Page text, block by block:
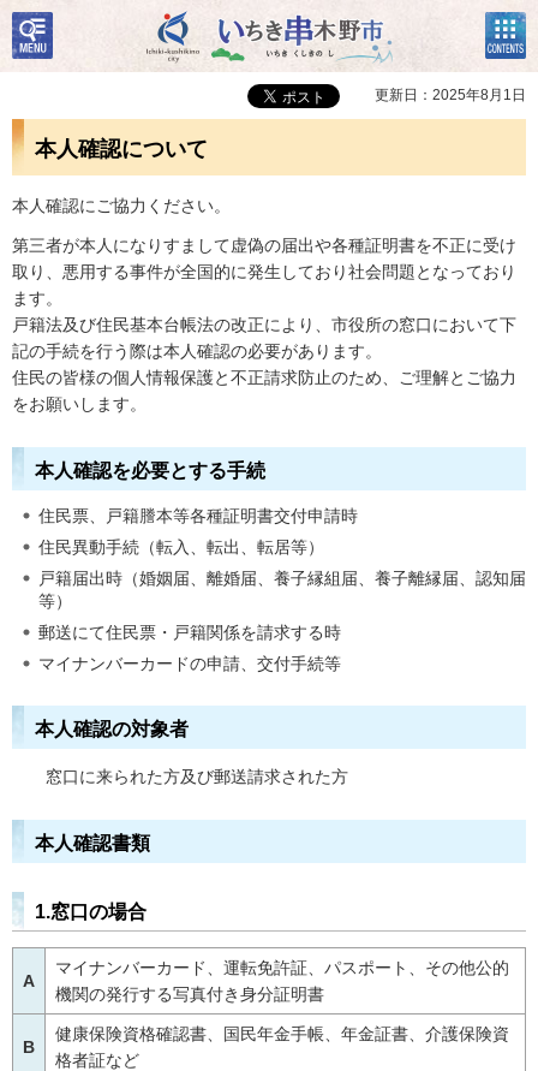
いちき串木野市
検
索・
共通
コン
テン
ツメ
ニュ
更新日：2025年8月1日
本人確認について
本人確認にご協力ください。
第三者が本人になりすまして虚偽の届出や各種証明書を不正に受け
取り、悪用する事件が全国的に発生しており社会問題となっており
ます。
戸籍法及び住民基本台帳法の改正により、市役所の窓口において下
記の手続を行う際は本人確認の必要があります。
住民の皆様の個人情報保護と不正請求防止のため、ご理解とご協力
をお願いします。
本人確認を必要とする手続
住民票、戸籍謄本等各種証明書交付申請時
住民異動手続（転入、転出、転居等）
戸籍届出時（婚姻届、離婚届、養子縁組届、養子離縁届、認知届
等）
郵送にて住民票・戸籍関係を請求する時
マイナンバーカードの申請、交付手続等
本人確認の対象者
窓口に来られた方及び郵送請求された方
本人確認書類
1.窓口の場合
A
マイナンバーカード、運転免許証、パスポート、その他公的
機関の発行する写真付き身分証明書
B
健康保険資格確認書、国民年金手帳、年金証書、介護保険資
格者証など